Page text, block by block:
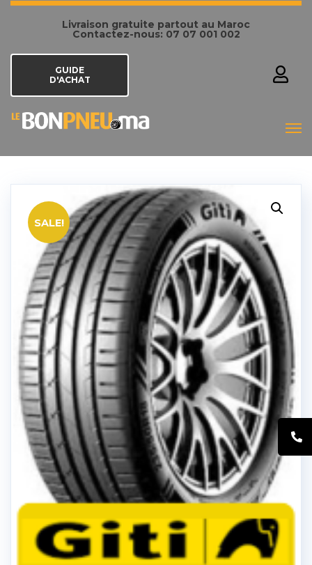
Livraison gratuite partout au Maroc
Contactez-nous: 07 07 001 002
GUIDE
D'ACHAT
SALE!